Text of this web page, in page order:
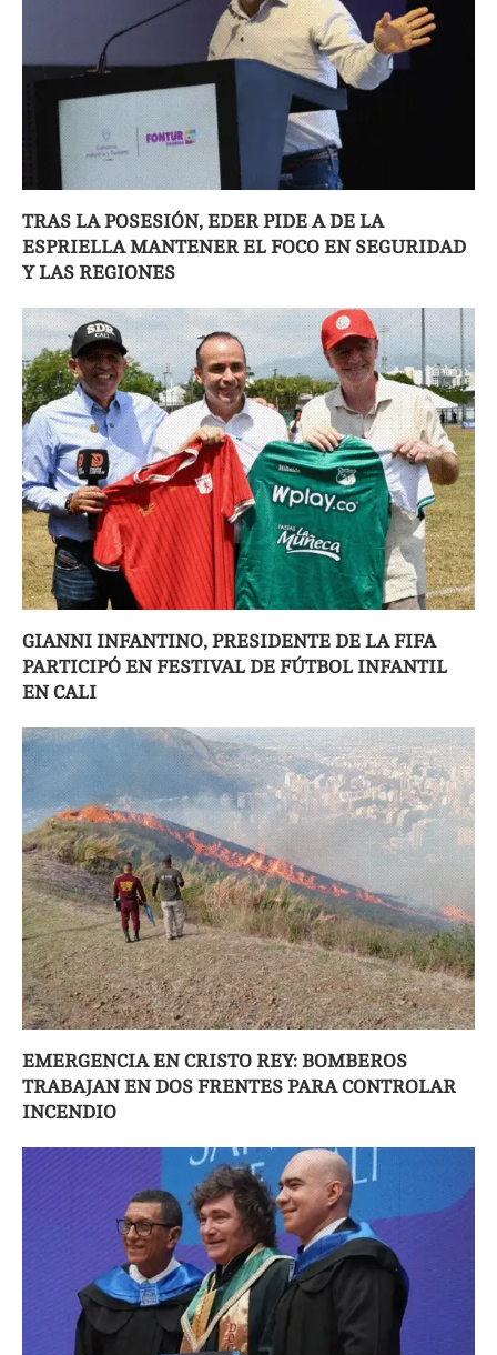
TRAS LA POSESIÓN, EDER PIDE A DE LA
ESPRIELLA MANTENER EL FOCO EN SEGURIDAD
Y LAS REGIONES
GIANNI INFANTINO, PRESIDENTE DE LA FIFA
PARTICIPÓ EN FESTIVAL DE FÚTBOL INFANTIL
EN CALI
EMERGENCIA EN CRISTO REY: BOMBEROS
TRABAJAN EN DOS FRENTES PARA CONTROLAR
INCENDIO